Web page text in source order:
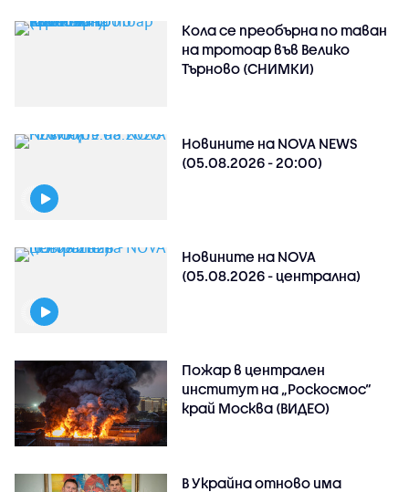
Кола се преобърна по таван
на тротоар във Велико
Търново (СНИМКИ)
Новините на NOVA NEWS
(05.08.2026 - 20:00)
Новините на NOVA
(05.08.2026 - централна)
Пожар в централен
институт на „Роскосмос“
край Москва (ВИДЕО)
В Украйна отново има